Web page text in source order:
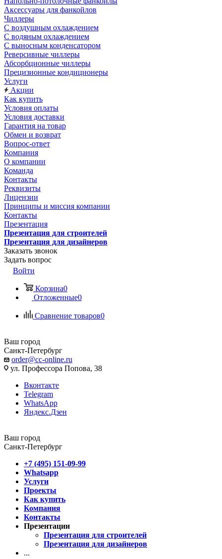
Аксессуары для фанкойлов
Чиллеры
С воздушным охлаждением
С водяным охлаждением
С выносным конденсатором
Реверсивные чиллеры
Абсорбционные чиллеры
Прецизионные кондиционеры
Услуги
Акции
Как купить
Условия оплаты
Условия доставки
Гарантия на товар
Обмен и возврат
Вопрос-ответ
Компания
О компании
Команда
Контакты
Реквизиты
Лицензии
Принципы и миссия компании
Контакты
Презентация
Презентация для строителей
Презентация для дизайнеров
Заказать звонок
Задать вопрос
Войти
Корзина0
Отложенные0
Сравнение товаров0
Ваш город
Санкт-Петербург
order@cc-online.ru
ул. Профессора Попова, 38
Вконтакте
Telegram
WhatsApp
Яндекс.Дзен
Ваш город
Санкт-Петербург
+7 (495) 151-09-99
Whatsapp
Услуги
Проекты
Как купить
Компания
Контакты
Презентации
Презентация для строителей
Презентация для дизайнеров
...